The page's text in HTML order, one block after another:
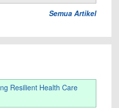
Semua Artikel
Resilient Health Care